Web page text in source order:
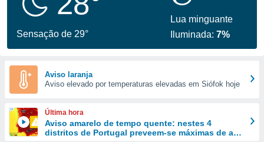
fornecidas
a este
das
e
forma
digital
Sensação de 29°
Lua minguante
Iluminada:7%
Aviso laranja
Aviso elevado por temperaturas elevadas em Siófok hoje
Última hora
Aviso amarelo de tempo quente: nestes 4
distritos de Portugal preveem-se máximas de até